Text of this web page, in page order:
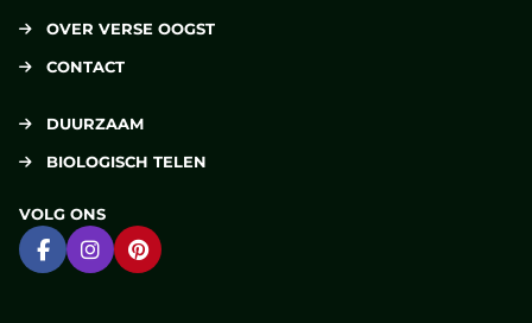
OVER VERSE OOGST
CONTACT
DUURZAAM
BIOLOGISCH TELEN
VOLG ONS
Ga naar Facebook
Ga naar Instagram
Ga naar Pinterest